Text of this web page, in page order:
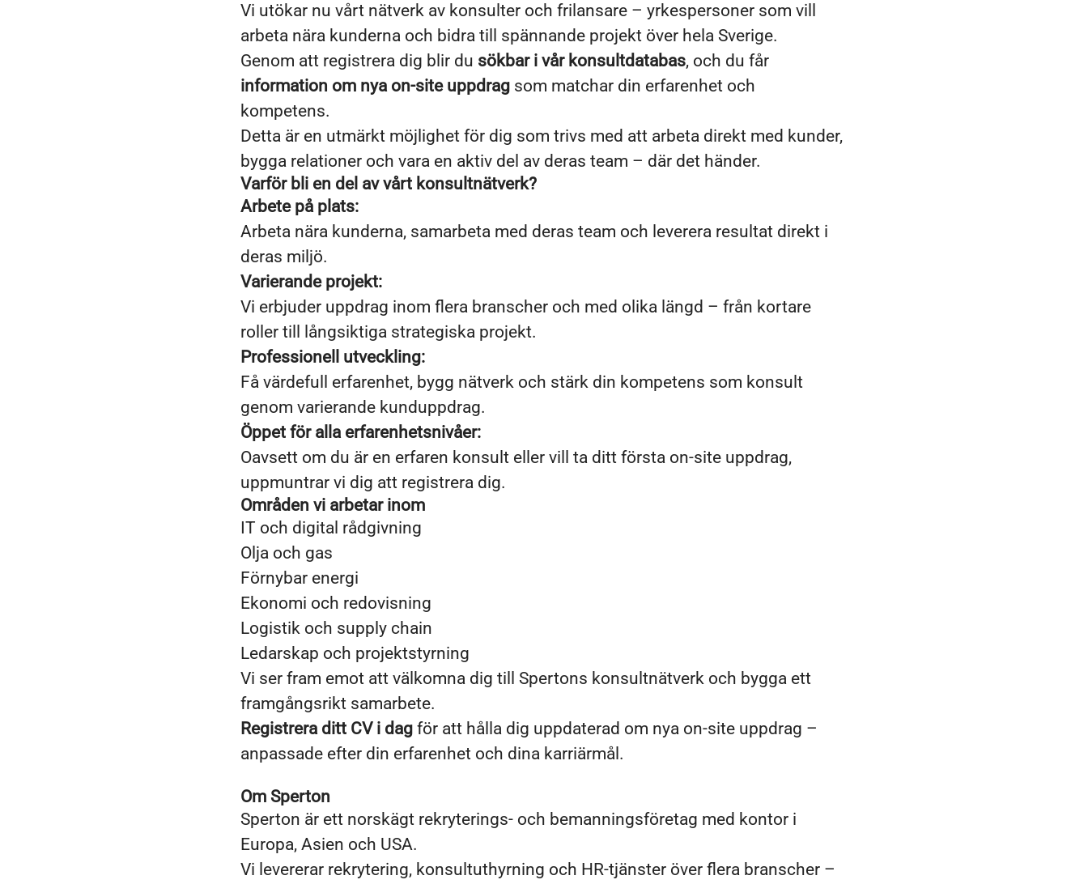
Vi utökar nu vårt nätverk av konsulter och frilansare – yrkespersoner som vill
arbeta nära kunderna och bidra till spännande projekt över hela Sverige.
Genom att registrera dig blir du sökbar i vår konsultdatabas, och du får
information om nya on-site uppdrag som matchar din erfarenhet och
kompetens.
Detta är en utmärkt möjlighet för dig som trivs med att arbeta direkt med kunder,
bygga relationer och vara en aktiv del av deras team – där det händer.
Varför bli en del av vårt konsultnätverk?
Arbete på plats:
Arbeta nära kunderna, samarbeta med deras team och leverera resultat direkt i
deras miljö.
Varierande projekt:
Vi erbjuder uppdrag inom flera branscher och med olika längd – från kortare
roller till långsiktiga strategiska projekt.
Professionell utveckling:
Få värdefull erfarenhet, bygg nätverk och stärk din kompetens som konsult
genom varierande kunduppdrag.
Öppet för alla erfarenhetsnivåer:
Oavsett om du är en erfaren konsult eller vill ta ditt första on-site uppdrag,
uppmuntrar vi dig att registrera dig.
Områden vi arbetar inom
IT och digital rådgivning
Olja och gas
Förnybar energi
Ekonomi och redovisning
Logistik och supply chain
Ledarskap och projektstyrning
Vi ser fram emot att välkomna dig till Spertons konsultnätverk och bygga ett
framgångsrikt samarbete.
Registrera ditt CV i dag för att hålla dig uppdaterad om nya on-site uppdrag –
anpassade efter din erfarenhet och dina karriärmål.
Om Sperton
Sperton är ett norskägt rekryterings- och bemanningsföretag med kontor i
Europa, Asien och USA.
Vi levererar rekrytering, konsultuthyrning och HR-tjänster över flera branscher –